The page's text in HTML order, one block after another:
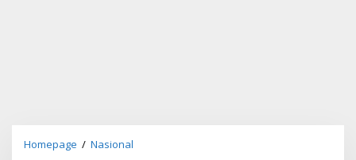
Homepage / Nasional